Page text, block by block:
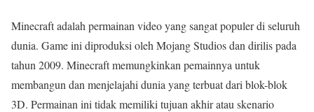
Minecraft adalah permainan video yang sangat populer di seluruh
dunia. Game ini diproduksi oleh Mojang Studios dan dirilis pada
tahun 2009. Minecraft memungkinkan pemainnya untuk
membangun dan menjelajahi dunia yang terbuat dari blok-blok
3D. Permainan ini tidak memiliki tujuan akhir atau skenario